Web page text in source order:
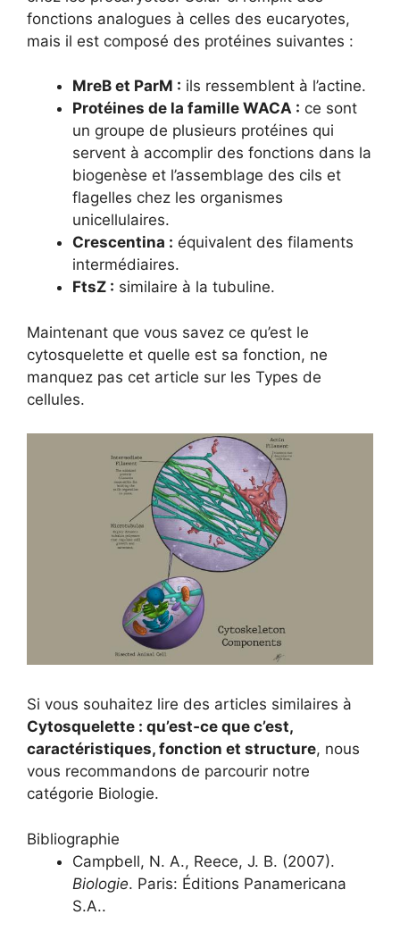
fonctions analogues à celles des eucaryotes,
mais il est composé des protéines suivantes :
MreB et ParM : ils ressemblent à l’actine.
Protéines de la famille WACA : ce sont
un groupe de plusieurs protéines qui
servent à accomplir des fonctions dans la
biogenèse et l’assemblage des cils et
flagelles chez les organismes
unicellulaires.
Crescentina : équivalent des filaments
intermédiaires.
FtsZ : similaire à la tubuline.
Maintenant que vous savez ce qu’est le
cytosquelette et quelle est sa fonction, ne
manquez pas cet article sur les Types de
cellules.
Si vous souhaitez lire des articles similaires à
Cytosquelette : qu’est‑ce que c’est,
caractéristiques, fonction et structure, nous
vous recommandons de parcourir notre
catégorie Biologie.
Bibliographie
Campbell, N. A., Reece, J. B. (2007).
Biologie. Paris: Éditions Panamericana
S.A..